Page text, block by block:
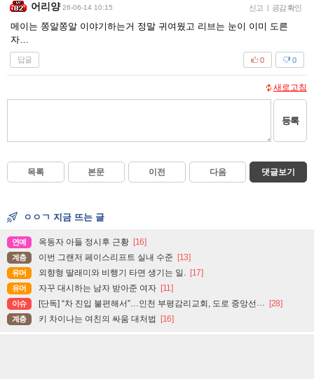
어리양 26-06-14 10:15 신고 공감 확인
메이는 쫑알쫑알 이야기하는거 정말 귀여웠고 리브는 눈이 이미 도른
자…
답글 0
0
새로고침
등록
목록 본문 이전 다음 댓글보기
ㅇㅇㄱ 지금 뜨는 글
연예 옥동자 아들 정시후 근황 [16]
계층 이번 그랜저 페이스리프트 실내 수준 [13]
유머 외향형 딸래미와 비행기 타면 생기는 일. [17]
유머 자꾸 대시하는 남자 받아준 여자 [11]
이슈 [단독] “차 진입 불편해서”…인천 부평감리교회, 도로 중앙선 ‘검은 페인트’로 지워 [28]
계층 키 차이나는 여친의 싸움 대처법 [16]